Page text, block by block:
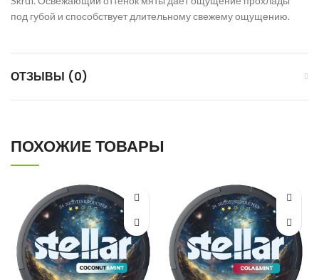
под губой и способствует длительному свежему ощущению.
ОТЗЫВЫ (0)
ПОХОЖИЕ ТОВАРЫ